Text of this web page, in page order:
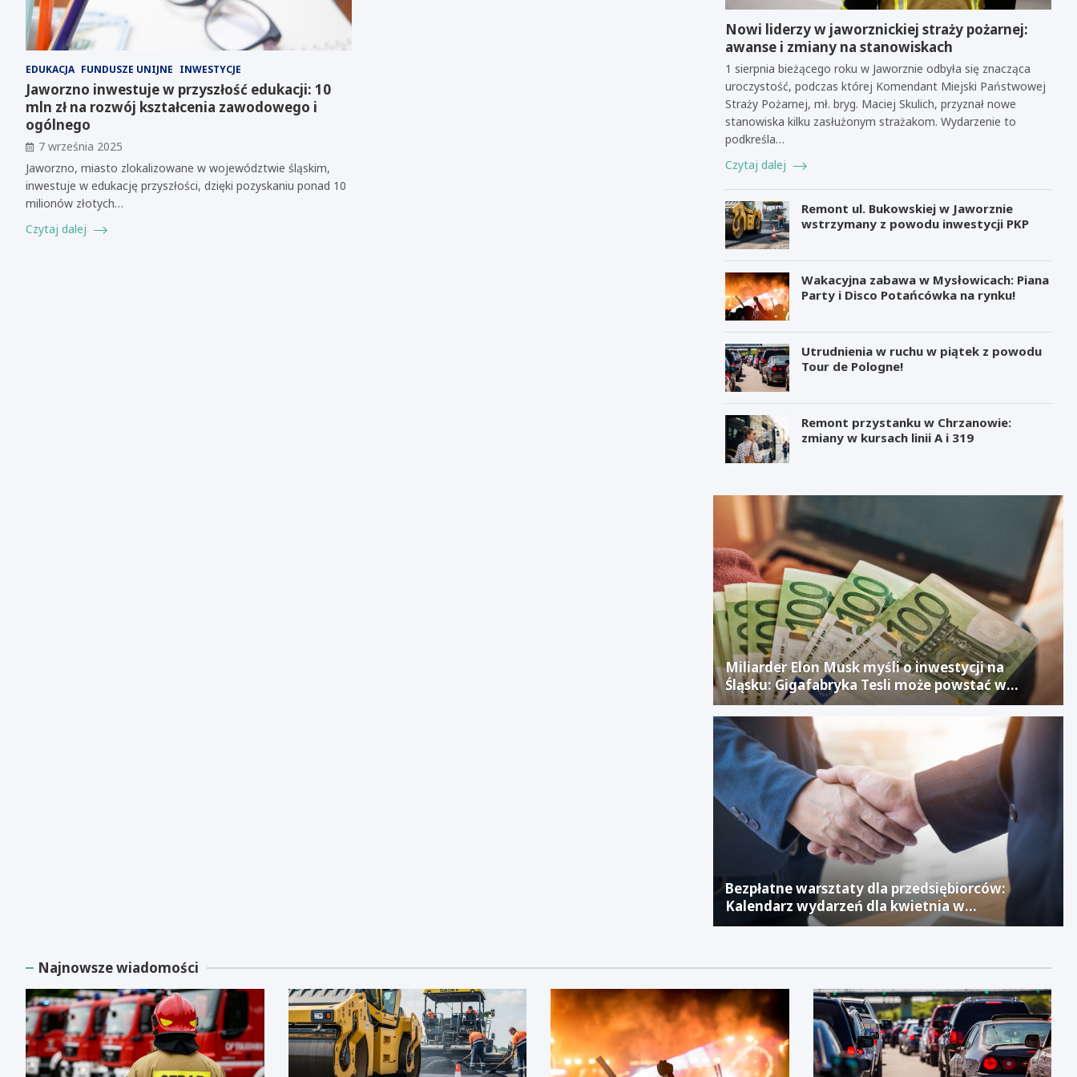
EDUKACJA FUNDUSZE UNIJNE INWESTYCJE
Jaworzno inwestuje w przyszłość edukacji: 10
mln zł na rozwój kształcenia zawodowego i
ogólnego
7 września 2025
Jaworzno, miasto zlokalizowane w województwie śląskim,
inwestuje w edukację przyszłości, dzięki pozyskaniu ponad 10
milionów złotych…
Czytaj dalej
Nowi liderzy w jaworznickiej straży pożarnej:
awanse i zmiany na stanowiskach
1 sierpnia bieżącego roku w Jaworznie odbyła się znacząca
uroczystość, podczas której Komendant Miejski Państwowej
Straży Pożarnej, mł. bryg. Maciej Skulich, przyznał nowe
stanowiska kilku zasłużonym strażakom. Wydarzenie to
podkreśla…
Czytaj dalej
Remont ul. Bukowskiej w Jaworznie
wstrzymany z powodu inwestycji PKP
Wakacyjna zabawa w Mysłowicach: Piana
Party i Disco Potańcówka na rynku!
Utrudnienia w ruchu w piątek z powodu
Tour de Pologne!
Remont przystanku w Chrzanowie:
zmiany w kursach linii A i 319
Miliarder Elon Musk myśli o inwestycji na
Śląsku: Gigafabryka Tesli może powstać w
mieście po upadłym projekcie Izerze
Bezpłatne warsztaty dla przedsiębiorców:
Kalendarz wydarzeń dla kwietnia w
Jaworznickim Laboratorium Biznesu
Najnowsze wiadomości